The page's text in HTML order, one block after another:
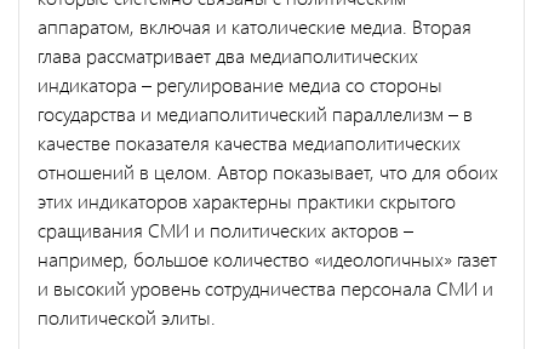
аппаратом, включая и католические медиа. Вторая
глава рассматривает два медиаполитических
индикатора – регулирование медиа со стороны
государства и медиаполитический параллелизм – в
качестве показателя качества медиаполитических
отношений в целом. Автор показывает, что для обоих
этих индикаторов характерны практики скрытого
сращивания СМИ и политических акторов –
например, большое количество «идеологичных» газет
и высокий уровень сотрудничества персонала СМИ и
политической элиты.